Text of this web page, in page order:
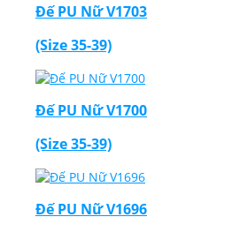
Đế PU Nữ V1703
(Size 35-39)
Đế PU Nữ V1700
(Size 35-39)
Đế PU Nữ V1696